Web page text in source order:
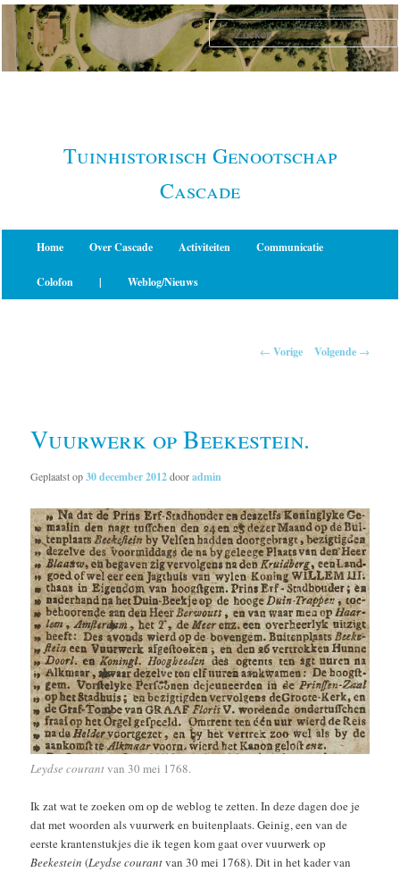
Spring
naar
primaire
Tuinhistorisch Genootschap
Cascade
Home Over Cascade Activiteiten Communicatie
Colofon | Weblog/Nieuws
← Vorige Volgende →
Vuurwerk op Beekestein.
Geplaatst op30 december 2012dooradmin
Leydse courantvan 30 mei 1768.
Ik zat wat te zoeken om op de weblog te zetten. In deze dagen doe je
dat met woorden als vuurwerk en buitenplaats. Geinig, een van de
eerste krantenstukjes die ik tegen kom gaat over vuurwerk op
Beekestein (Leydse courantvan 30 mei 1768). Dit in het kader van